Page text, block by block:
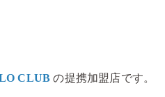
CLUB の提携加盟店です。